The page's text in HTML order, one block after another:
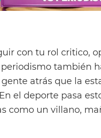
con tu rol critico,
también
atrás que la
el deporte pasa
como un villano,